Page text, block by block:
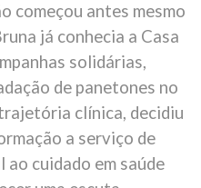
começou antes mesmo
já conhecia a Casa
solidárias,
de panetones no
clínica, decidiu
a serviço de
ao cuidado em saúde